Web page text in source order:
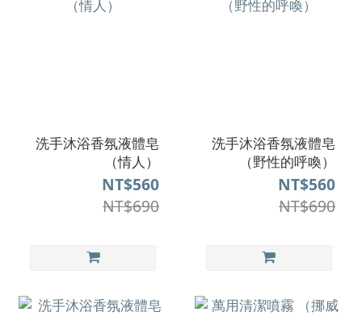
洗手沐浴香氛液體皂
（情人）
NT$560
NT$690
洗手沐浴香氛液體皂
（野性的呼喚）
NT$560
NT$690